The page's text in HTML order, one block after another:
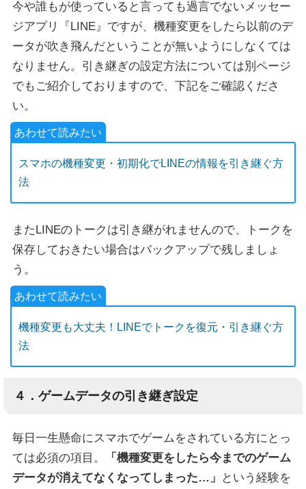
今や誰もが使っていると言っても過言でないメッセー
ジアプリ『LINE』ですが、機種変更をしたら以前のデ
ータが吹き飛んだということが無いようにしなくては
なりません。引き継ぎの設定方法については別ページ
でもご紹介しておりますので、下記をご確認くださ
い。
スマホの機種変更・初期化でLINEの情報を引き継ぐ方
法
またLINEのトークは引き継がれませんので、トークを
保存しておきたい場合はバックアップで残しましょ
う。
機種変更も大丈夫！LINEでトークを復元・引き継ぐ方
法
４．ゲームデータの引き継ぎ設定
毎日一生懸命にスマホでゲームをされている方にとっ
ては必須の項目。
「機種変更をしたら今までのゲーム
データが消えてなくなってしまった…」
という経験を